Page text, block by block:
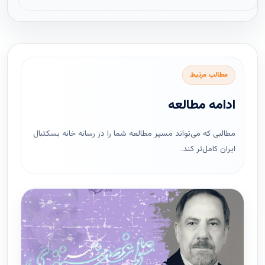
مطالب مرتبط
ادامه مطالعه
مطالبی که می‌تواند مسیر مطالعه شما را در رسانه خانه بسکتبال
ایران کامل‌تر کند.